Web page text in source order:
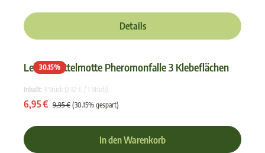
Details
30.15%
Lebensmittelmotte Pheromonfalle 3 Klebeflächen
Inhalt: 3 Stück (2,32 € / 1 Stück)
6,95 € 9,95 € (30.15% gespart)
In den Warenkorb